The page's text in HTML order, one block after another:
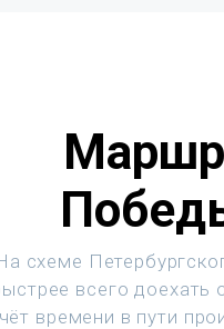
схеме
всего
времени в пути